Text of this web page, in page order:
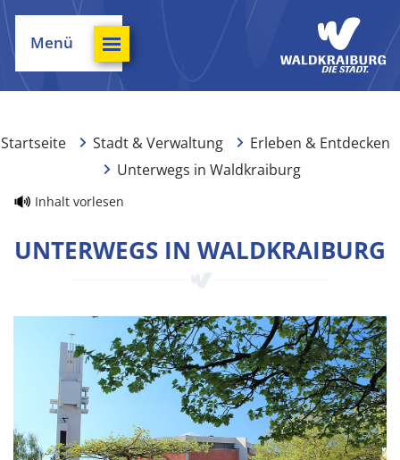
Menü
Startseite Stadt & Verwaltung
Erleben & Entdecken
Unterwegs in Waldkraiburg
Inhalt vorlesen
UNTERWEGS IN WALDKRAIBURG